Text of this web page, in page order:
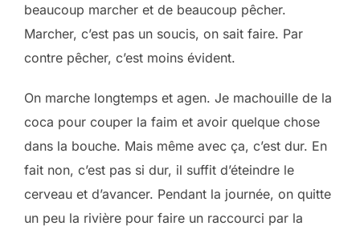
beaucoup marcher et de beaucoup pêcher.
Marcher, c’est pas un soucis, on sait faire. Par
contre pêcher, c’est moins évident.
On marche longtemps et agen. Je machouille de la
coca pour couper la faim et avoir quelque chose
dans la bouche. Mais même avec ça, c’est dur. En
fait non, c’est pas si dur, il suffit d’éteindre le
cerveau et d’avancer. Pendant la journée, on quitte
un peu la rivière pour faire un raccourci par la